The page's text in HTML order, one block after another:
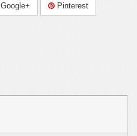
Google+ Pinterest